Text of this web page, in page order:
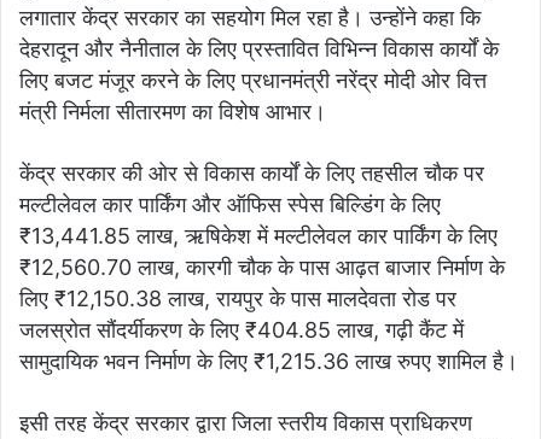
लगातार केंद्र सरकार का सहयोग मिल रहा है। उन्होंने कहा कि
देहरादून और नैनीताल के लिए प्रस्तावित विभिन्न विकास कार्यों के
लिए बजट मंजूर करने के लिए प्रधानमंत्री नरेंद्र मोदी ओर वित्त
मंत्री निर्मला सीतारमण का विशेष आभार।
केंद्र सरकार की ओर से विकास कार्यों के लिए तहसील चौक पर
मल्टीलेवल कार पार्किंग और ऑफिस स्पेस बिल्डिंग के लिए
₹13,441.85 लाख, ऋषिकेश में मल्टीलेवल कार पार्किंग के लिए
₹12,560.70 लाख, कारगी चौक के पास आढ़त बाजार निर्माण के
लिए ₹12,150.38 लाख, रायपुर के पास मालदेवता रोड पर
जलस्रोत सौंदर्यीकरण के लिए ₹404.85 लाख, गढ़ी कैंट में
सामुदायिक भवन निर्माण के लिए ₹1,215.36 लाख रुपए शामिल है।
इसी तरह केंद्र सरकार द्वारा जिला स्तरीय विकास प्राधिकरण